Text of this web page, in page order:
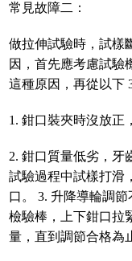
常見故障二：
做拉伸試驗時，試樣
因，首先應考慮試驗
這種原因，再從以下
1. 鉗口裝夾時沒放正
2. 鉗口質量低劣，牙
試驗過程中試樣打滑
口。 3. 升降導輪調
檢驗棒，上下鉗口拉
量，直到調節合格為